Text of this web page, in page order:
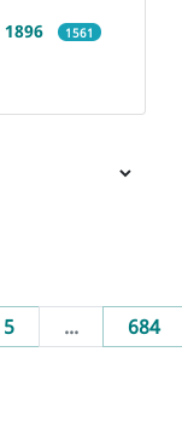
1896 1561
5 ... 684